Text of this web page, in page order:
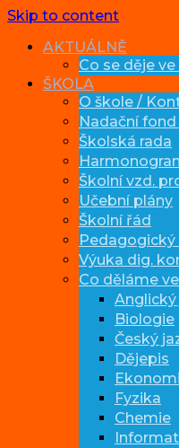
Skip to content
AKTUÁLNĚ
Co se děje
ŠKOLA
O škole /
Nadační
Školská rada
Školní vzd.
Učební plány
Školní řád
Pedagogický
Výuka dig.
Co děláme
Biologie
Český
Dějepis
Fyzika
Chemie